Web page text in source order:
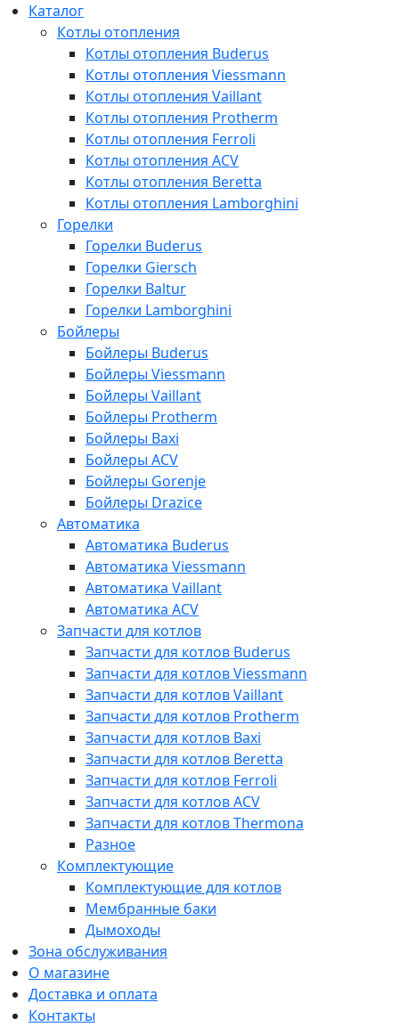
Каталог
Котлы отопления
Котлы отопления Buderus
Котлы отопления Viessmann
Котлы отопления Vaillant
Котлы отопления Protherm
Котлы отопления Ferroli
Котлы отопления ACV
Котлы отопления Beretta
Котлы отопления Lamborghini
Горелки
Горелки Buderus
Горелки Giersch
Горелки Baltur
Горелки Lamborghini
Бойлеры
Бойлеры Buderus
Бойлеры Viessmann
Бойлеры Vaillant
Бойлеры Protherm
Бойлеры Baxi
Бойлеры ACV
Бойлеры Gorenje
Бойлеры Drazice
Автоматика
Автоматика Buderus
Автоматика Viessmann
Автоматика Vaillant
Автоматика ACV
Запчасти для котлов
Запчасти для котлов Buderus
Запчасти для котлов Viessmann
Запчасти для котлов Vaillant
Запчасти для котлов Protherm
Запчасти для котлов Baxi
Запчасти для котлов Beretta
Запчасти для котлов Ferroli
Запчасти для котлов ACV
Запчасти для котлов Thermona
Разное
Комплектующие
Комплектующие для котлов
Мембранные баки
Дымоходы
Зона обслуживания
О магазине
Доставка и оплата
Контакты